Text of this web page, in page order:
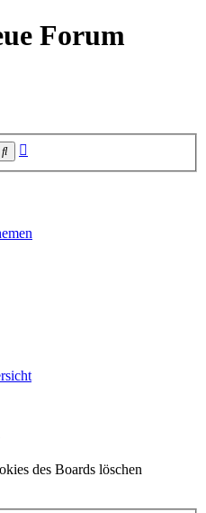
Forum
Suche
des Boards löschen